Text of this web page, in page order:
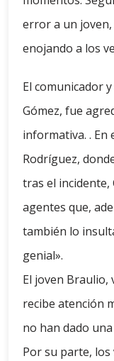
error a un
enojando a los
El comunicador
Gómez, fue
informativa. . En
Rodríguez,
tras el
agentes que,
también lo
genial».
El joven Braulio,
recibe atención
no han dado
Por su parte, los